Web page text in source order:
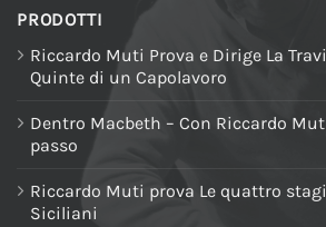
PRODOTTI
Riccardo Muti Prova e Dirige La
Quinte di un Capolavoro
Dentro Macbeth – Con Riccardo
passo
Riccardo Muti prova Le quattro
Siciliani